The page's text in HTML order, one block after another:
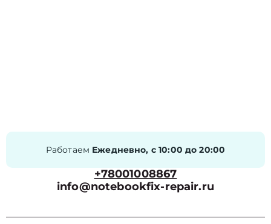
Работаем Ежедневно, с 10:00 до 20:00
+78001008867
info@notebookfix-repair.ru